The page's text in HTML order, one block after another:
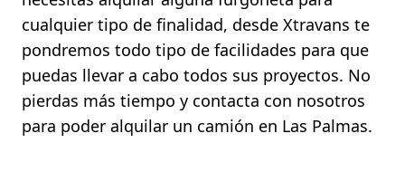
cualquier tipo de finalidad, desde Xtravans te
pondremos todo tipo de facilidades para que
puedas llevar a cabo todos sus proyectos. No
pierdas más tiempo y contacta con nosotros
para poder alquilar un camión en Las Palmas.